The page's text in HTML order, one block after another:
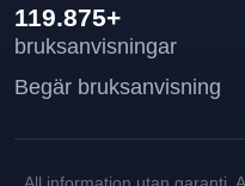
119.875+
bruksanvisningar
Begär bruksanvisning
All information utan garanti.